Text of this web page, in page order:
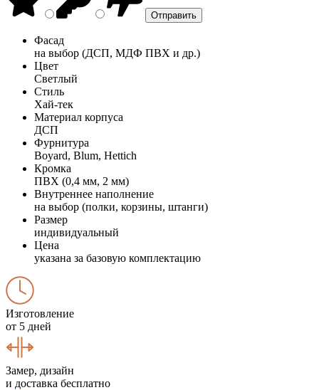
Фасад
на выбор (ДСП, МДФ ПВХ и др.)
Цвет
Светлый
Стиль
Хай-тек
Материал корпуса
ДСП
Фурнитура
Boyard, Blum, Hettich
Кромка
ПВХ (0,4 мм, 2 мм)
Внутреннее наполнение
на выбор (полки, корзины, штанги)
Размер
индивидуальный
Цена
указана за базовую комплектацию
Изготовление
от 5 дней
Замер, дизайн
и доставка бесплатно